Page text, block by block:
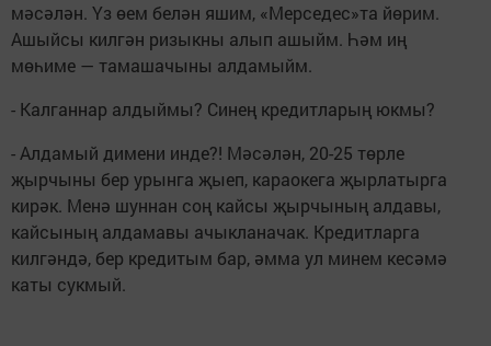
мәсәлән. Үз өем белән яшим, «Мерседес»та йөрим.
Ашыйсы килгән ризыкны алып ашыйм. Һәм иң
мөһиме — тамашачыны алдамыйм.
- Калганнар алдыймы? Синең кредитларың юкмы?
- Алдамый димени инде?! Мәсәлән, 20-25 төрле
җырчыны бер урынга җыеп, караокега җырлатырга
кирәк. Менә шуннан соң кайсы җырчының алдавы,
кайсының алдамавы ачыкланачак. Кредитларга
килгәндә, бер кредитым бар, әмма ул минем кесәмә
каты сукмый.